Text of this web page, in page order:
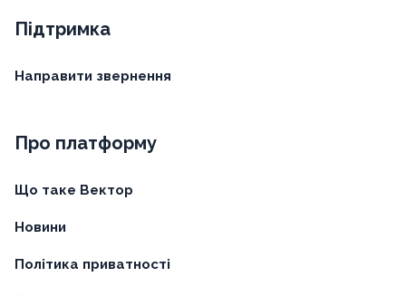
Підтримка
Направити звернення
Про платформу
Що таке Вектор
Новини
Політика приватності